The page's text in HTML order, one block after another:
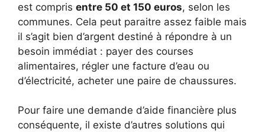
est compris entre 50 et 150 euros, selon les
communes. Cela peut paraitre assez faible mais
il s’agit bien d’argent destiné à répondre à un
besoin immédiat : payer des courses
alimentaires, régler une facture d’eau ou
d’électricité, acheter une paire de chaussures.
Pour faire une demande d’aide financière plus
conséquente, il existe d’autres solutions qui